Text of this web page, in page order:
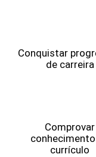
Conquistar
de carreira
Comprovar
currículo